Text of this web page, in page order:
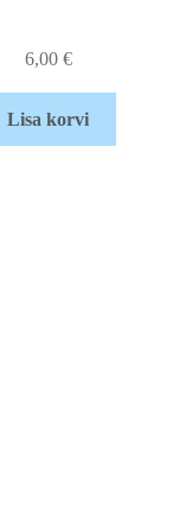
6,00 €
Lisa korvi